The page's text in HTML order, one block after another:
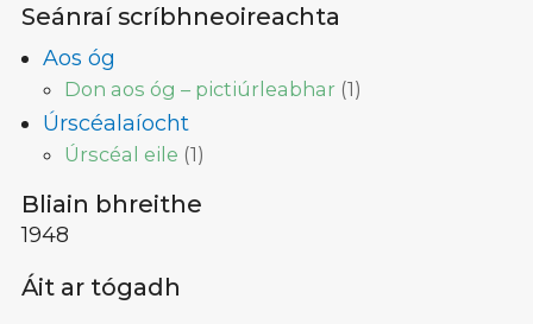
Seánraí scríbhneoireachta
Aos óg
Don aos óg – pictiúrleabhar (1)
Úrscéalaíocht
Úrscéal eile (1)
Bliain bhreithe
1948
Áit ar tógadh